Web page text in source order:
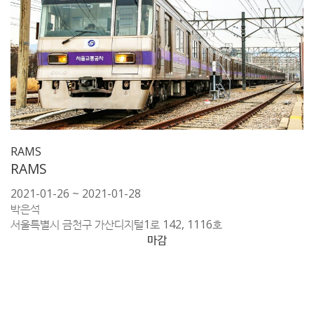
RAMS
RAMS
2021-01-26 ~ 2021-01-28
박은석
서울특별시 금천구 가산디지털1로 142, 1116호
마감